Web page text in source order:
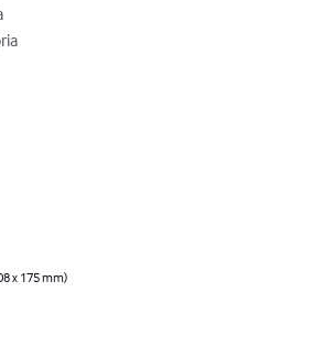
x 175 mm)